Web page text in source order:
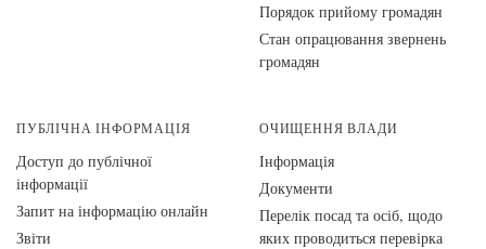
Порядок прийому громадян
Стан опрацювання звернень
громадян
ПУБЛІЧНА ІНФОРМАЦІЯ
Доступ до публічної
інформації
Запит на інформацію онлайн
Звіти
ОЧИЩЕННЯ ВЛАДИ
Інформація
Документи
Перелік посад та осіб, щодо
яких проводиться перевірка